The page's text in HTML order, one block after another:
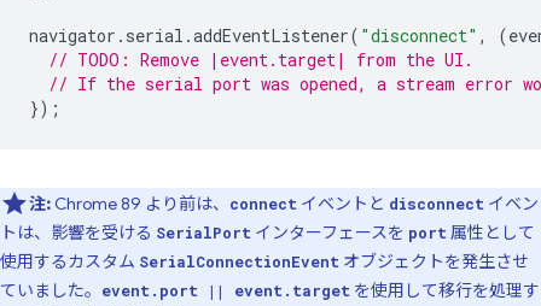
navigator . serial .addEventListener( "disconnect" , (
// TODO: Remove |event.target| from the UI.
// If the serial port was opened, a stream error
});
注: Chrome 89 より前は、 connect イベントと disconnect イベン
トは、影響を受ける SerialPort インターフェースを port 属性として
使用するカスタム SerialConnectionEvent オブジェクトを発生させ
ていました。
event.port || event.target を使用して移行を処理す